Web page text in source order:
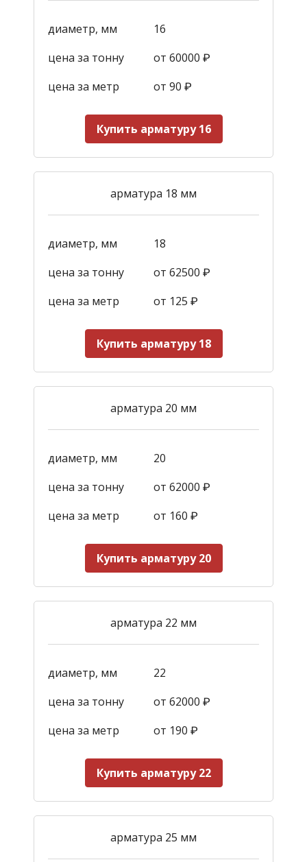
диаметр, мм
16
цена за тонну
от 60000 ₽
цена за метр
от 90 ₽
Купить арматуру 16
арматура 18 мм
диаметр, мм
18
цена за тонну
от 62500 ₽
цена за метр
от 125 ₽
Купить арматуру 18
арматура 20 мм
диаметр, мм
20
цена за тонну
от 62000 ₽
цена за метр
от 160 ₽
Купить арматуру 20
арматура 22 мм
диаметр, мм
22
цена за тонну
от 62000 ₽
цена за метр
от 190 ₽
Купить арматуру 22
арматура 25 мм